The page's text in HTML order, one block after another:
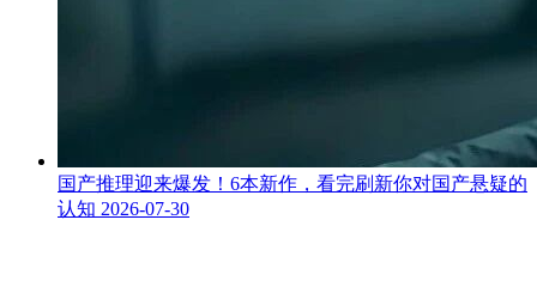
国产推理迎来爆发！6本新作，看完刷新你对国产悬疑的
认知 2026-07-30